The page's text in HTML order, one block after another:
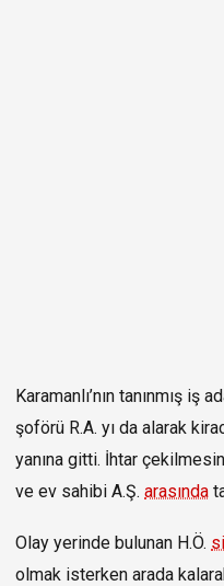
Karamanlı’nın tanınmış iş
şoförü R.A. yı da alarak
yanına gitti. İhtar
ve ev sahibi A.Ş. arasında
Olay yerinde bulunan H.Ö.
olmak isterken arada